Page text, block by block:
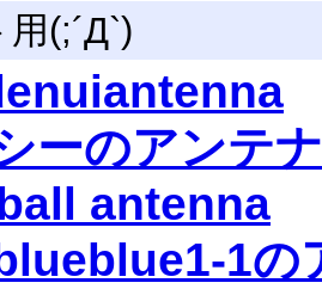
(;´Д`)
ーのアンテナ
antenna
1の